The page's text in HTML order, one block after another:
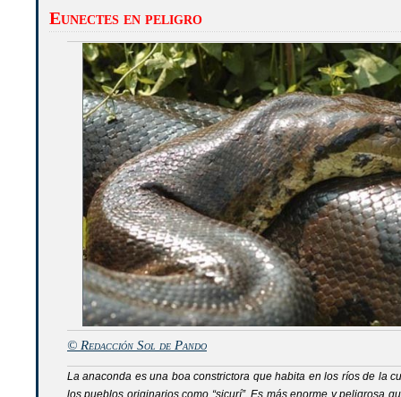
Eunectes en peligro
© Redacción Sol de Pando
La anaconda es una boa constrictora que habita en los ríos de la
los pueblos originarios como “sicurí”. Es más enorme y peligrosa